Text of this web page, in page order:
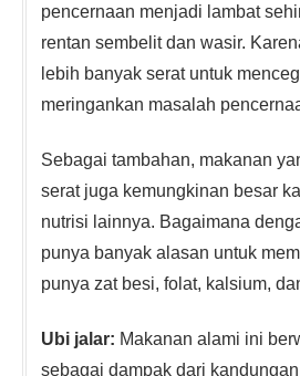
pencernaan menjadi lambat
rentan sembelit dan wasir.
lebih banyak serat untuk
meringankan masalah
Sebagai tambahan, makanan
serat juga kemungkinan besar
nutrisi lainnya. Bagaimana
punya banyak alasan untuk
punya zat besi, folat, kalsium,
Ubi jalar: Makanan alami ini
sebagai dampak dari